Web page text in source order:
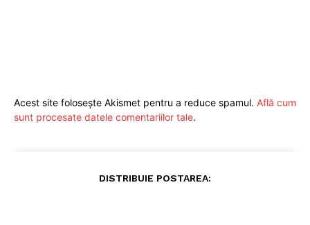
Acest site folosește Akismet pentru a reduce spamul. Află cum
sunt procesate datele comentariilor tale.
DISTRIBUIE POSTAREA: